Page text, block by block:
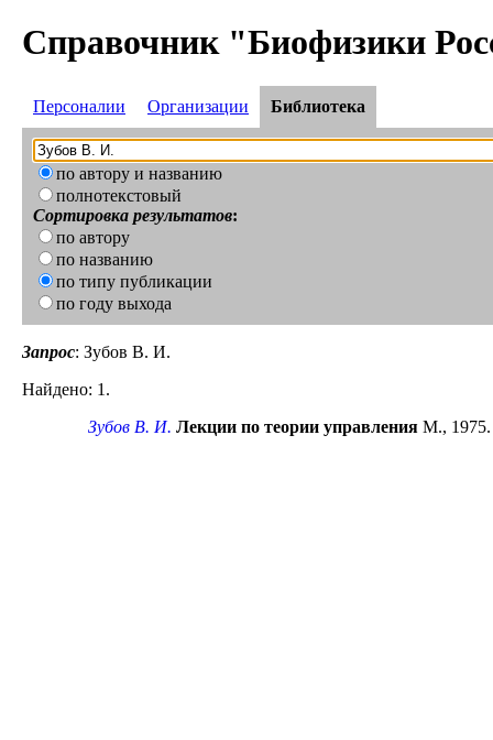
Справочник "Биофизики
Персоналии Организации Библиотека
по автору и названию
полнотекстовый
Сортировка результатов:
по автору
по названию
по типу публикации
по году выхода
Запрос: Зубов В. И.
Найдено: 1.
Зубов В. И. Лекции по теории управления М., 1975.